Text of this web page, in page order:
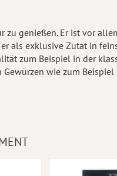
genießen. Er ist vor
als exklusive Zutat in
zum Beispiel in der
Gewürzen wie zum